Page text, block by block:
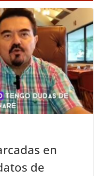
en
de